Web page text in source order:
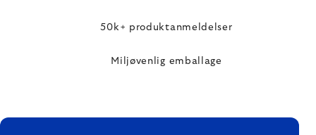
50k+ produktanmeldelser
Miljøvenlig emballage
FOOTER